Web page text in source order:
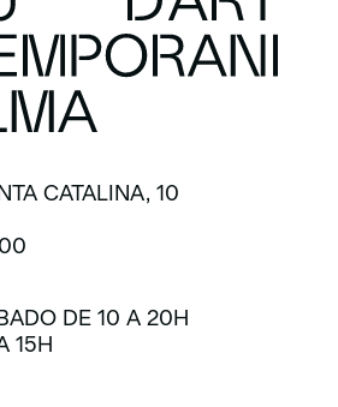
CATALINA, 10
DE 10 A 20H
15H